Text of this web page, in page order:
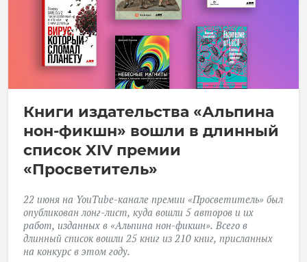
Книги издательства «Альпина
нон-фикшн» вошли в длинный
список XIV премии
«Просветитель»
22 июня на YouTube-канале премии «Просветитель» был
опубликован лонг-лист, куда вошли 5 авторов и их
работ, изданных в «Альпина нон-фикшн». Всего в
длинный список вошли 25 книг из 210 книг, присланных
на конкурс в этом году.